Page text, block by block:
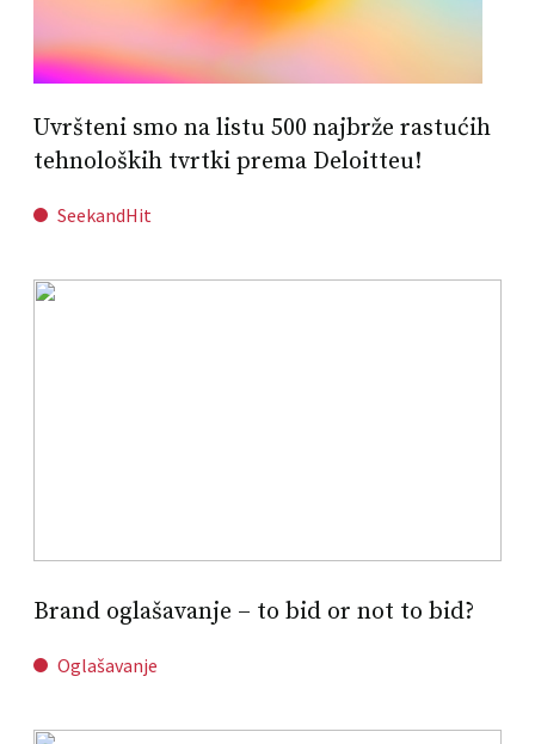
Uvršteni smo na listu 500 najbrže rastućih
tehnoloških tvrtki prema Deloitteu!
SeekandHit
Brand oglašavanje – to bid or not to bid?
Oglašavanje